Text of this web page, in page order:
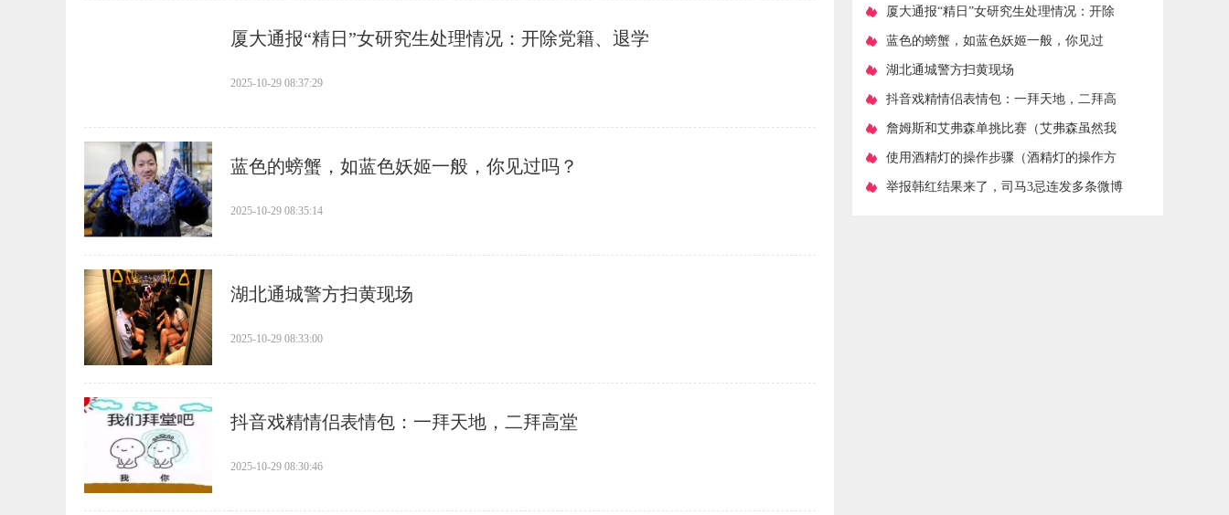
​厦大通报“精日”女研究生处理情况：开除党籍、退学
2025-10-29 08:37:29
​蓝色的螃蟹，如蓝色妖姬一般，你见过吗？
2025-10-29 08:35:14
​湖北通城警方扫黄现场
2025-10-29 08:33:00
​抖音戏精情侣表情包：一拜天地，二拜高堂
2025-10-29 08:30:46
​厦大通报“精日”女研究生处理情况：开除
党籍、退学
​蓝色的螃蟹，如蓝色妖姬一般，你见过
吗？
​湖北通城警方扫黄现场
​抖音戏精情侣表情包：一拜天地，二拜高
堂
​詹姆斯和艾弗森单挑比赛（艾弗森虽然我
爱乔丹）
​使用酒精灯的操作步骤（酒精灯的操作方
法）
​举报韩红结果来了，司马3忌连发多条微博